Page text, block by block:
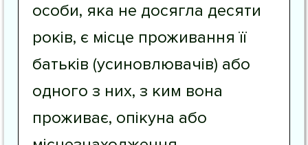
особи, яка не досягла десяти
років, є місце проживання її
батьків (усиновлювачів) або
одного з них, з ким вона
проживає, опікуна або